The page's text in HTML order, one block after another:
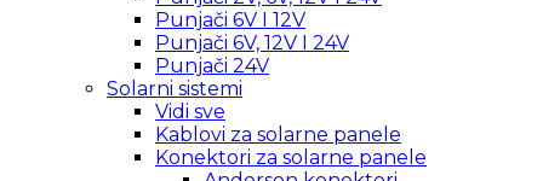
Punjači 6V I 12V
Punjači 6V, 12V I 24V
Punjači 24V
Solarni sistemi
Vidi sve
Kablovi za solarne panele
Konektori za solarne panele